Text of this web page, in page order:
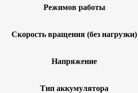
Режимов работы
Скорость вращения (без нагрузки)
Напряжение
Тип аккумулятора